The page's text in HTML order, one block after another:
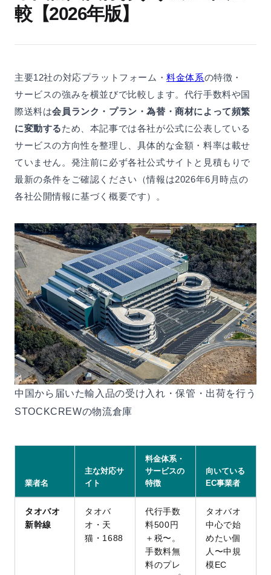
較【2026年版】
主要12社の対応プラットフォーム・料金体系の特徴・
サービスの強みを横並びで比較します。代行手数料や国
際送料は会員ランク・プラン・為替・商材によって頻繁
に変動するため、本記事では各社が公式に公表している
サービスの方向性を整理し、具体的な金額・料率は載せ
ていません。発注前に必ず各社公式サイトと見積もりで
最新の条件をご確認ください（情報は2026年6月時点の
各社公開情報に基づく概要です）。
中国から届いた輸入品の受け入れ・保管・出荷を行う
STOCKCREWの物流倉庫
業者名
主な対応サ
イト
料金体系・
サービスの
特徴
向いている
EC事業者
タオバオ
新幹線
タオバ
オ・天
猫・1688
代行手数
料500円
＋税〜。
手数料無
料のプレ
タオバオ
中心で始
めたい個
人〜中規
模EC